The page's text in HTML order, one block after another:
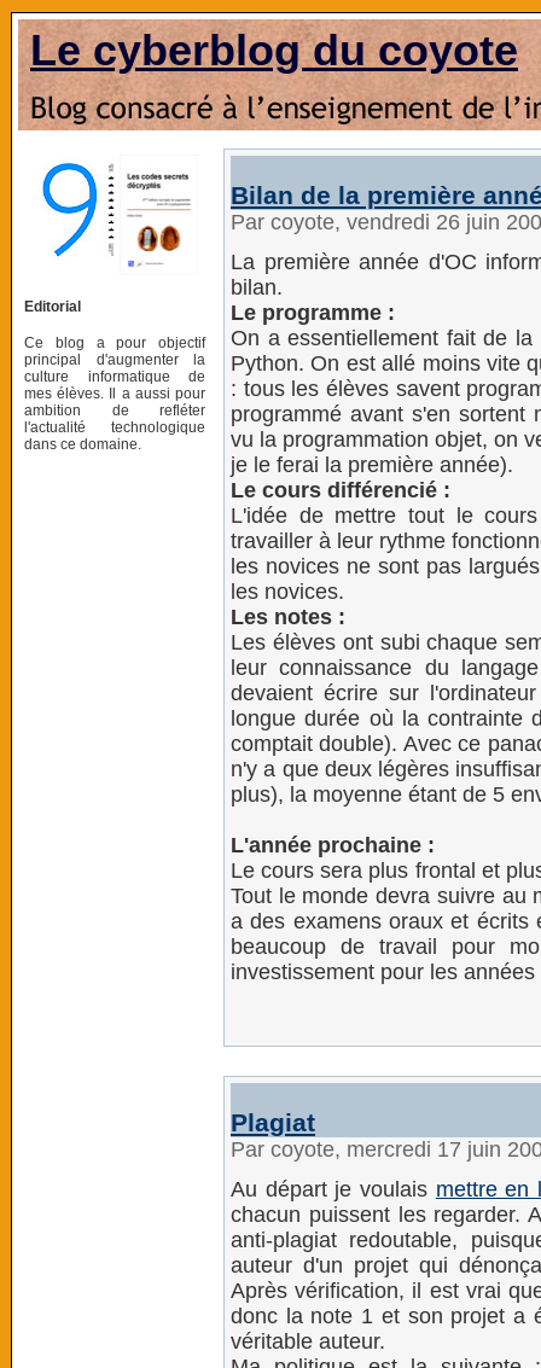
Le cyberblog du coyote
Editorial
Ce blog a pour objectif
principal d'augmenter la
culture informatique de
mes élèves. Il a aussi pour
ambition de refléter
l'actualité technologique
dans ce domaine.
Bilan de la première
Par coyote, vendredi 26 juin
La première année d'OC
bilan.
Le programme :
On a essentiellement fait de
Python. On est allé moins vite
: tous les élèves savent
programmé avant s'en
vu la programmation objet, on
je le ferai la première année).
Le cours différencié :
L'idée de mettre tout le
travailler à leur rythme
les novices ne sont pas
les novices.
Les notes :
Les élèves ont subi chaque
leur connaissance du
devaient écrire sur
longue durée où la contrainte
comptait double). Avec ce
n'y a que deux légères
plus), la moyenne étant de 5
L'année prochaine :
Le cours sera plus frontal et
Tout le monde devra suivre au
a des examens oraux et
beaucoup de travail pour
investissement pour les années
Plagiat
Par coyote, mercredi 17 juin
Au départ je voulais mettre en
chacun puissent les regarder.
anti-plagiat redoutable,
auteur d'un projet qui
Après vérification, il est vrai
donc la note 1 et son projet a
véritable auteur.